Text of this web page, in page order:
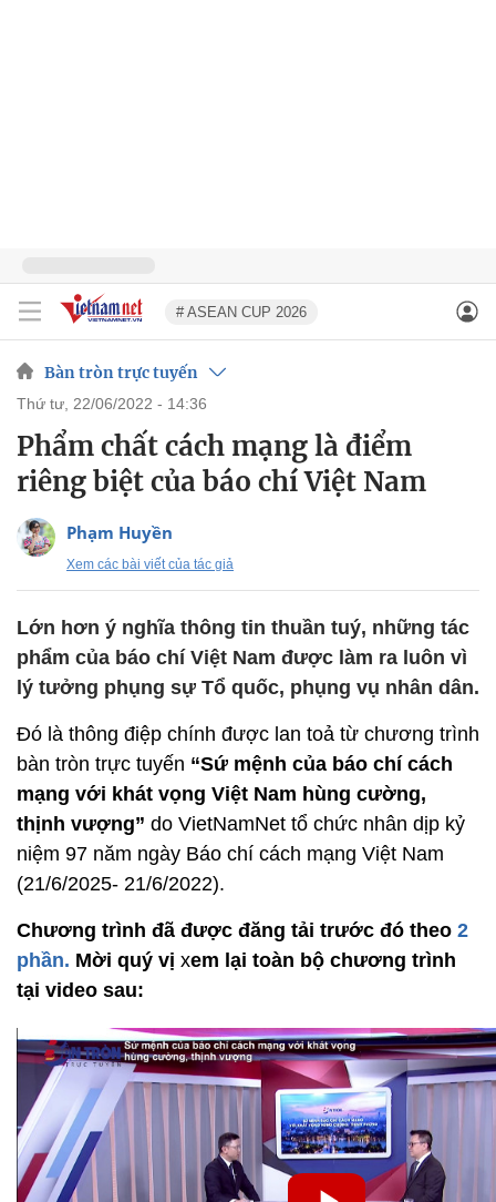
# ASEAN CUP 2026
Bàn tròn trực tuyến
thứ tư, 22/06/2022 - 14:36
Phẩm chất cách mạng là điểm
riêng biệt của báo chí Việt Nam
Phạm Huyền
Xem các bài viết của tác giả
Lớn hơn ý nghĩa thông tin thuần tuý, những tác
phẩm của báo chí Việt Nam được làm ra luôn vì
lý tưởng phụng sự Tổ quốc, phụng vụ nhân dân.
Đó là thông điệp chính được lan toả từ chương trình
bàn tròn trực tuyến “Sứ mệnh của báo chí cách
mạng với khát vọng Việt Nam hùng cường,
thịnh vượng” do VietNamNet tổ chức nhân dịp kỷ
niệm 97 năm ngày Báo chí cách mạng Việt Nam
(21/6/2025- 21/6/2022).
Chương trình đã được đăng tải trước đó theo 2
phần. Mời quý vị xem lại toàn bộ chương trình
tại video sau: